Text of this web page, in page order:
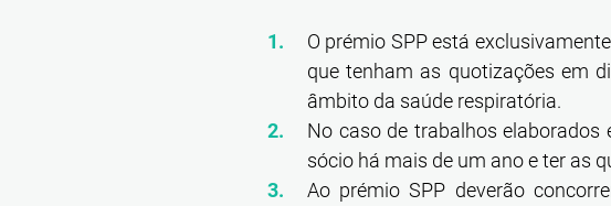
O prémio SPP está
que tenham as quotizações em
âmbito da saúde respiratória.
No caso de trabalhos
sócio há mais de um ano e ter as
Ao prémio SPP deverão